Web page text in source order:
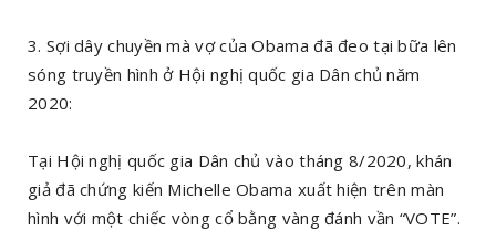
3. Sợi dây chuyền mà vợ của Obama đã đeo tại bữa lên
sóng truyền hình ở Hội nghị quốc gia Dân chủ năm
2020:
Tại Hội nghị quốc gia Dân chủ vào tháng 8/2020, khán
giả đã chứng kiến Michelle Obama xuất hiện trên màn
hình với một chiếc vòng cổ bằng vàng đánh vần “VOTE”.